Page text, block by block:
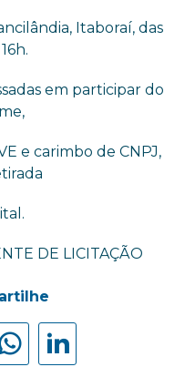
Itaboraí, das
em participar do
e carimbo de CNPJ,
DE LICITAÇÃO